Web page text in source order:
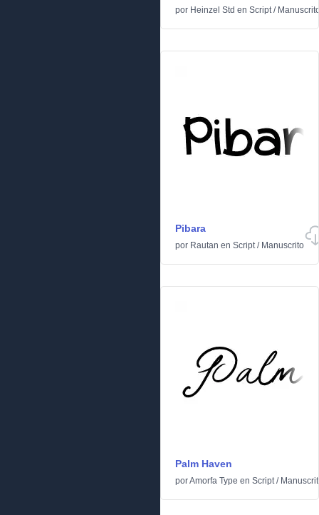
por Heinzel Std en Script/
Pibara
por Rautan en Script/ Manuscrito
Palm Haven
porAmorfa Type en Script/